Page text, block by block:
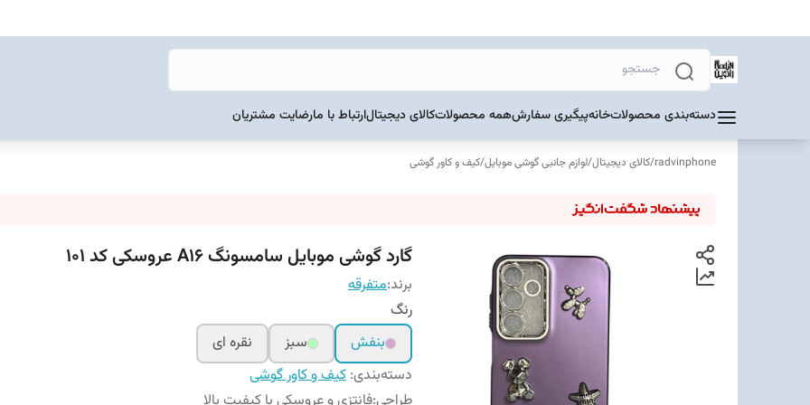
دسته‌بندی محصولاتخانهپیگیری سفارشهمه محصولاتکالای دیجیتالارتباط با مارضایت مشتریان
radvinphone
/کالای دیجیتال/لوازم جانبی گوشی موبایل/کیف و کاور گوشی
گارد گوشی موبایل سامسونگ A16 عروسکی کد 101
برند:متفرقه
رنگ‌
بنفش
سبز
نقره ای
دسته‌بندی: کیف و کاور گوشی